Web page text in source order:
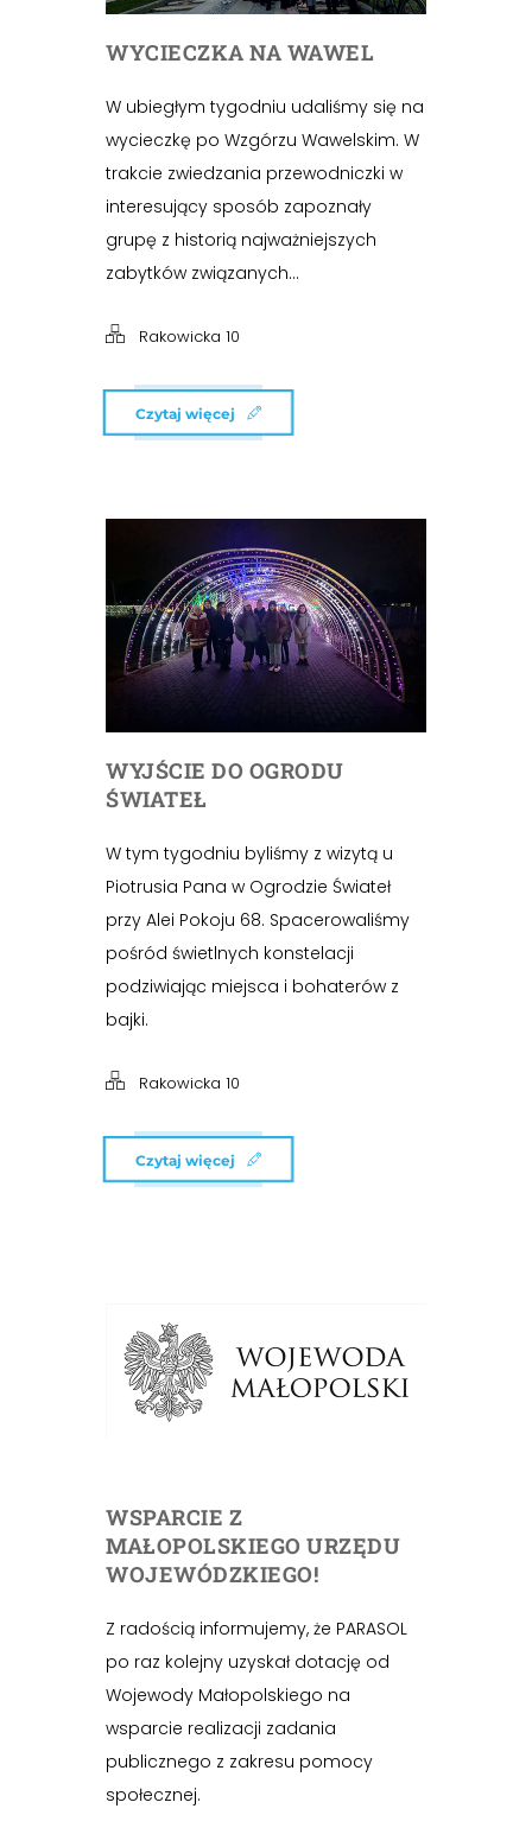
WYCIECZKA NA WAWEL
W ubiegłym tygodniu udaliśmy się na
wycieczkę po Wzgórzu Wawelskim. W
trakcie zwiedzania przewodniczki w
interesujący sposób zapoznały
grupę z historią najważniejszych
zabytków związanych...
Rakowicka 10
Czytaj więcej
WYJŚCIE DO OGRODU
ŚWIATEŁ
W tym tygodniu byliśmy z wizytą u
Piotrusia Pana w Ogrodzie Świateł
przy Alei Pokoju 68. Spacerowaliśmy
pośród świetlnych konstelacji
podziwiając miejsca i bohaterów z
bajki.
Rakowicka 10
Czytaj więcej
WSPARCIE Z
MAŁOPOLSKIEGO URZĘDU
WOJEWÓDZKIEGO!
Z radością informujemy, że PARASOL
po raz kolejny uzyskał dotację od
Wojewody Małopolskiego na
wsparcie realizacji zadania
publicznego z zakresu pomocy
społecznej.